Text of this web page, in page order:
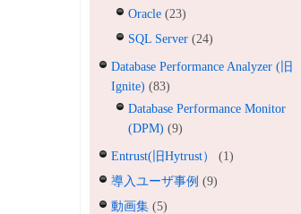
Oracle (23)
SQL Server (24)
Database Performance Analyzer (旧
Ignite) (83)
Database Performance Monitor
(DPM) (9)
Entrust(旧Hytrust）
(1)
導入ユーザ事例 (9)
動画集 (5)